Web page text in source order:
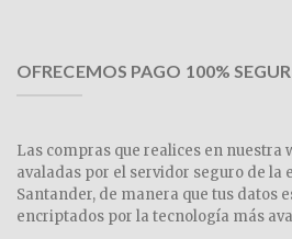
OFRECEMOS PAGO 100%
Las compras que realices en nuestra
avaladas por el servidor seguro de la
Santander, de manera que tus datos
encriptados por la tecnología más